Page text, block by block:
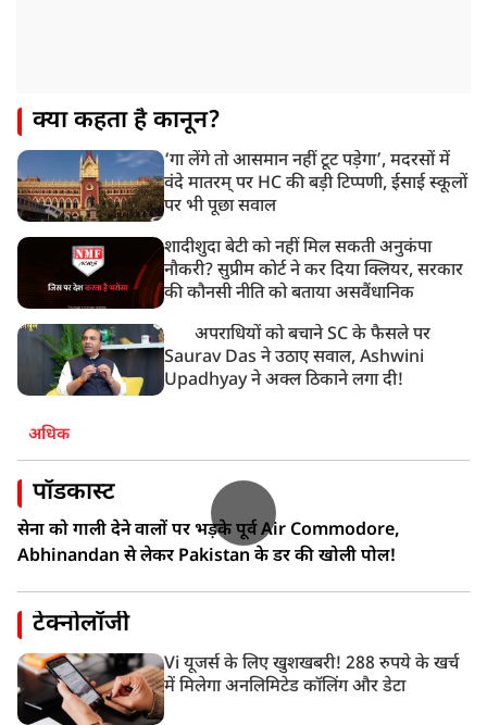
क्या कहता है कानून?
‘गा लेंगे तो आसमान नहीं टूट पड़ेगा’, मदरसों में
वंदे मातरम् पर HC की बड़ी टिप्पणी, ईसाई स्कूलों
पर भी पूछा सवाल
शादीशुदा बेटी को नहीं मिल सकती अनुकंपा
नौकरी? सुप्रीम कोर्ट ने कर दिया क्लियर, सरकार
की कौनसी नीति को बताया असवैंधानिक
अपराधियों को बचाने SC के फैसले पर
Saurav Das ने उठाए सवाल, Ashwini
Upadhyay ने अक्ल ठिकाने लगा दी!
अधिक
पॉडकास्ट
सेना को गाली देने वालों पर भड़के पूर्व Air Commodore,
Abhinandan से लेकर Pakistan के डर की खोली पोल!
टेक्नोलॉजी
Vi यूजर्स के लिए खुशखबरी! 288 रुपये के खर्च
में मिलेगा अनलिमिटेड कॉलिंग और डेटा